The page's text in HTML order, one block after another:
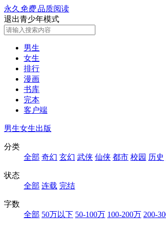
永久 免费品质阅读
退出青少年模式
男生
女生
排行
漫画
书库
完本
客户端
男生女生出版
分类
全部 奇幻 玄幻 武侠 仙侠 都市 校园 历史
状态
全部 连载 完结
字数
全部 50万以下 50-100万 100-200万 200-